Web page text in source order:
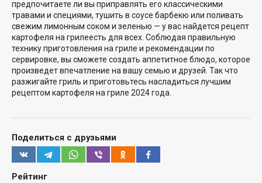
предпочитаете ли вы приправлять его классическими
травами и специями, тушить в соусе барбекю или поливать
свежим лимонным соком и зеленью — у вас найдется рецепт
картофеля на грилеесть для всех. Соблюдая правильную
технику приготовления на гриле и рекомендации по
сервировке, вы сможете создать аппетитное блюдо, которое
произведет впечатление на вашу семью и друзей. Так что
разжигайте гриль и приготовьтесь насладиться лучшим
рецептом картофеля на гриле 2024 года.
Поделиться с друзьями
Рейтинг